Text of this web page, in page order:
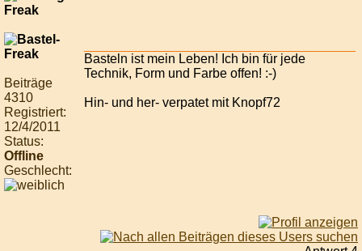
Beiträge
4310
Registriert:
12/4/2011
Status:
Offline
Geschlecht:
Basteln ist mein Leben! Ich bin für jede
Technik, Form und Farbe offen! :-)
Hin- und her- verpatet mit Knopf72